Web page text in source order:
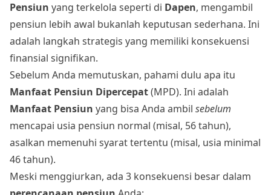
Pensiun yang terkelola seperti di Dapen, mengambil
pensiun lebih awal bukanlah keputusan sederhana. Ini
adalah langkah strategis yang memiliki konsekuensi
finansial signifikan.
Sebelum Anda memutuskan, pahami dulu apa itu
Manfaat Pensiun Dipercepat(MPD). Ini adalah
Manfaat Pensiun yang bisa Anda ambil sebelum
mencapai usia pensiun normal (misal, 56 tahun),
asalkan memenuhi syarat tertentu (misal, usia minimal
46 tahun).
Meski menggiurkan, ada 3 konsekuensi besar dalam